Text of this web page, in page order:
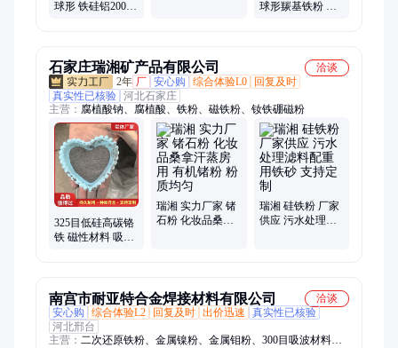
球形 铁硅铝200目
球形羰基铁粉 磁
石家庄瑞湘矿产品有限公司
洽谈
2年 厂 安心购 综合体验L0
回复及时
真实性已核验 河北石家庄
主营： 腐植酸钠、腐植酸、铁粉、磁铁粉、钕铁硼磁粉
325目低硅高碳铬
铁 磁性材料 吸波
瑞湘 实力厂家 锗
石粉 化妆品桑拿
瑞湘 硅铁粉 厂家
供应 污水处理滤
南宫市耐亚特合金焊接材料有限公司
洽谈
安心购
综合体验L2 回复及时 出价迅速
真实性已核验
河北邢台
主营： 二次还原铁粉、金属镍粉、金属钼粉、300目吸波材料软